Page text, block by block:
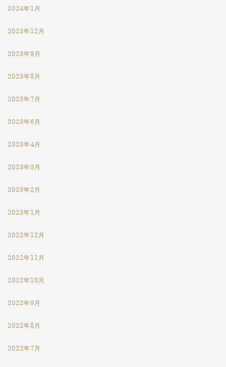
2024年1月
2023年12月
2023年9月
2023年8月
2023年7月
2023年6月
2023年4月
2023年3月
2023年2月
2023年1月
2022年12月
2022年11月
2022年10月
2022年9月
2022年8月
2022年7月